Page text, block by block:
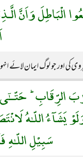
الْبَاطِلَ وَاَنَّ
کی اور جو لوگ ایمان
الرِّقَابِ
يَشَآءُ اللّـٰهُ
سَبِيْلِ